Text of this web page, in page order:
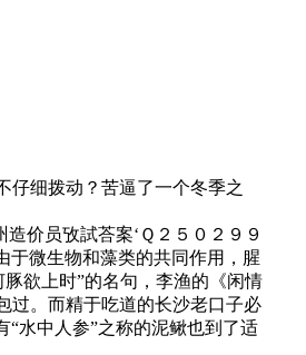
仔细拨动？苦逼了一个冬季之
价员攷試荅案‘Ｑ２５０２９９
于微生物和藻类的共同作用，腥
欲上时”的名句，李渔的《闲情
过。而精于吃道的长沙老口子必
水中人参”之称的泥鳅也到了适